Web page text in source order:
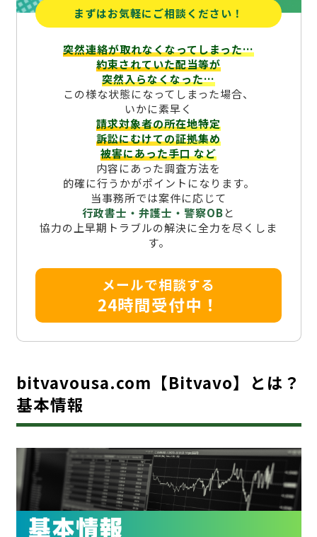
まずはお気軽にご相談ください！
突然連絡が取れなくなってしまった…
約束されていた配当等が
突然入らなくなった…
この様な状態になってしまった場合、
いかに素早く
請求対象者の所在地特定
訴訟にむけての証拠集め
被害にあった手口など
内容にあった調査方法を
的確に行うかがポイントになります。
当事務所では案件に応じて
行政書士・弁護士・警察OBと
協力の上早期トラブルの解決に全力を尽くしま
す。
メールで相談する
24時間受付中！
bitvavousa.com【Bitvavo】とは？
基本情報